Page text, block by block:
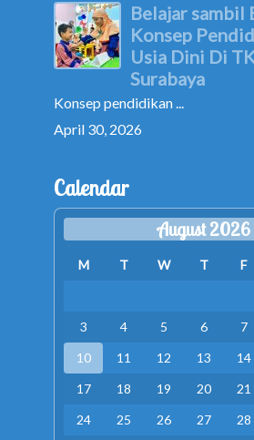
Belajar sambil
Konsep
Usia Dini Di
Surabaya
Konsep pendidikan ...
April 30, 2026
Calendar
August 2026
M T W T F
3
4 5 6 7
10
11 12 13 14
17
18 19 20 21
24
25 26 27 28